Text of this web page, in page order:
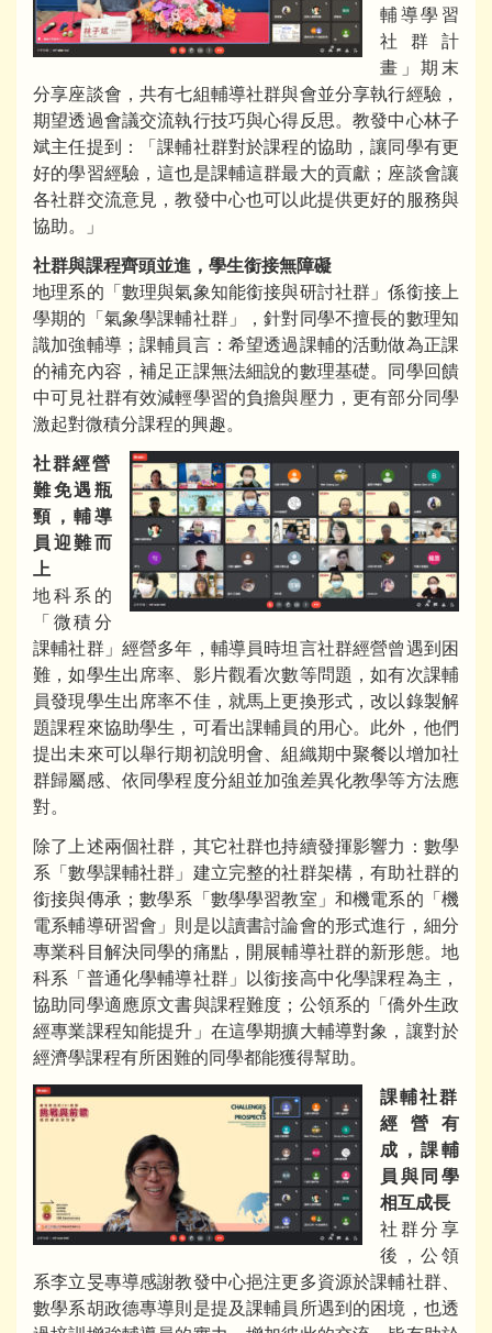
輔導學習
社群計
畫」期末
分享座談會，共有七組輔導社群與會並分享執行經驗，
期望透過會議交流執行技巧與心得反思。教發中心林子
斌主任提到：「課輔社群對於課程的協助，讓同學有更
好的學習經驗，這也是課輔這群最大的貢獻；座談會讓
各社群交流意見，教發中心也可以此提供更好的服務與
協助。」
社群與課程齊頭並進，學生銜接無障礙
地理系的「數理與氣象知能銜接與研討社群」係銜接上
學期的「氣象學課輔社群」，針對同學不擅長的數理知
識加強輔導；課輔員言：希望透過課輔的活動做為正課
的補充內容，補足正課無法細說的數理基礎。同學回饋
中可見社群有效減輕學習的負擔與壓力，更有部分同學
激起對微積分課程的興趣。
社群經營
難免遇瓶
頸，輔導
員迎難而
上
地科系的
「微積分
課輔社群」經營多年，輔導員時坦言社群經營曾遇到困
難，如學生出席率、影片觀看次數等問題，如有次課輔
員發現學生出席率不佳，就馬上更換形式，改以錄製解
題課程來協助學生，可看出課輔員的用心。此外，他們
提出未來可以舉行期初說明會、組織期中聚餐以增加社
群歸屬感、依同學程度分組並加強差異化教學等方法應
對。
除了上述兩個社群，其它社群也持續發揮影響力：數學
系「數學課輔社群」建立完整的社群架構，有助社群的
銜接與傳承；數學系「數學學習教室」和機電系的「機
電系輔導研習會」則是以讀書討論會的形式進行，細分
專業科目解決同學的痛點，開展輔導社群的新形態。地
科系「普通化學輔導社群」以銜接高中化學課程為主，
協助同學適應原文書與課程難度；公領系的「僑外生政
經專業課程知能提升」在這學期擴大輔導對象，讓對於
經濟學課程有所困難的同學都能獲得幫助。
課輔社群
經營有
成，課輔
員與同學
相互成長
社群分享
後，公領
系李立旻專導感謝教發中心挹注更多資源於課輔社群、
數學系胡政德專導則是提及課輔員所遇到的困境，也透